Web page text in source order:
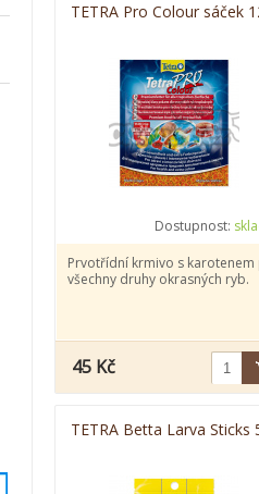
TETRA Pro Colour sáček
Dostupnost:
Prvotřídní krmivo s
všechny druhy okrasných ryb.
45 Kč
TETRA Betta Larva Sticks